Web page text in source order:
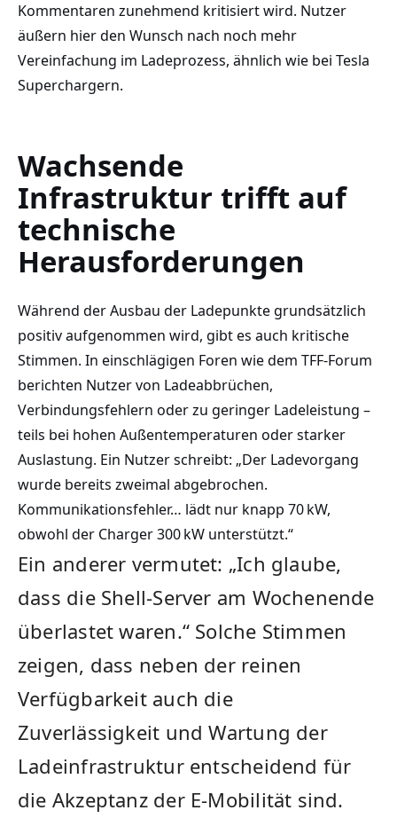
Kommentaren zunehmend kritisiert wird. Nutzer
äußern hier den Wunsch nach noch mehr
Vereinfachung im Ladeprozess, ähnlich wie bei Tesla
Superchargern.
Wachsende
Infrastruktur trifft auf
technische
Herausforderungen
Während der Ausbau der Ladepunkte grundsätzlich
positiv aufgenommen wird, gibt es auch kritische
Stimmen. In einschlägigen Foren wie dem TFF-Forum
berichten Nutzer von Ladeabbrüchen,
Verbindungsfehlern oder zu geringer Ladeleistung –
teils bei hohen Außentemperaturen oder starker
Auslastung. Ein Nutzer schreibt: „Der Ladevorgang
wurde bereits zweimal abgebrochen.
Kommunikationsfehler… lädt nur knapp 70 kW,
obwohl der Charger 300 kW unterstützt.“
Ein anderer vermutet: „Ich glaube,
dass die Shell-Server am Wochenende
überlastet waren.“ Solche Stimmen
zeigen, dass neben der reinen
Verfügbarkeit auch die
Zuverlässigkeit und Wartung der
Ladeinfrastruktur entscheidend für
die Akzeptanz der E-Mobilität sind.